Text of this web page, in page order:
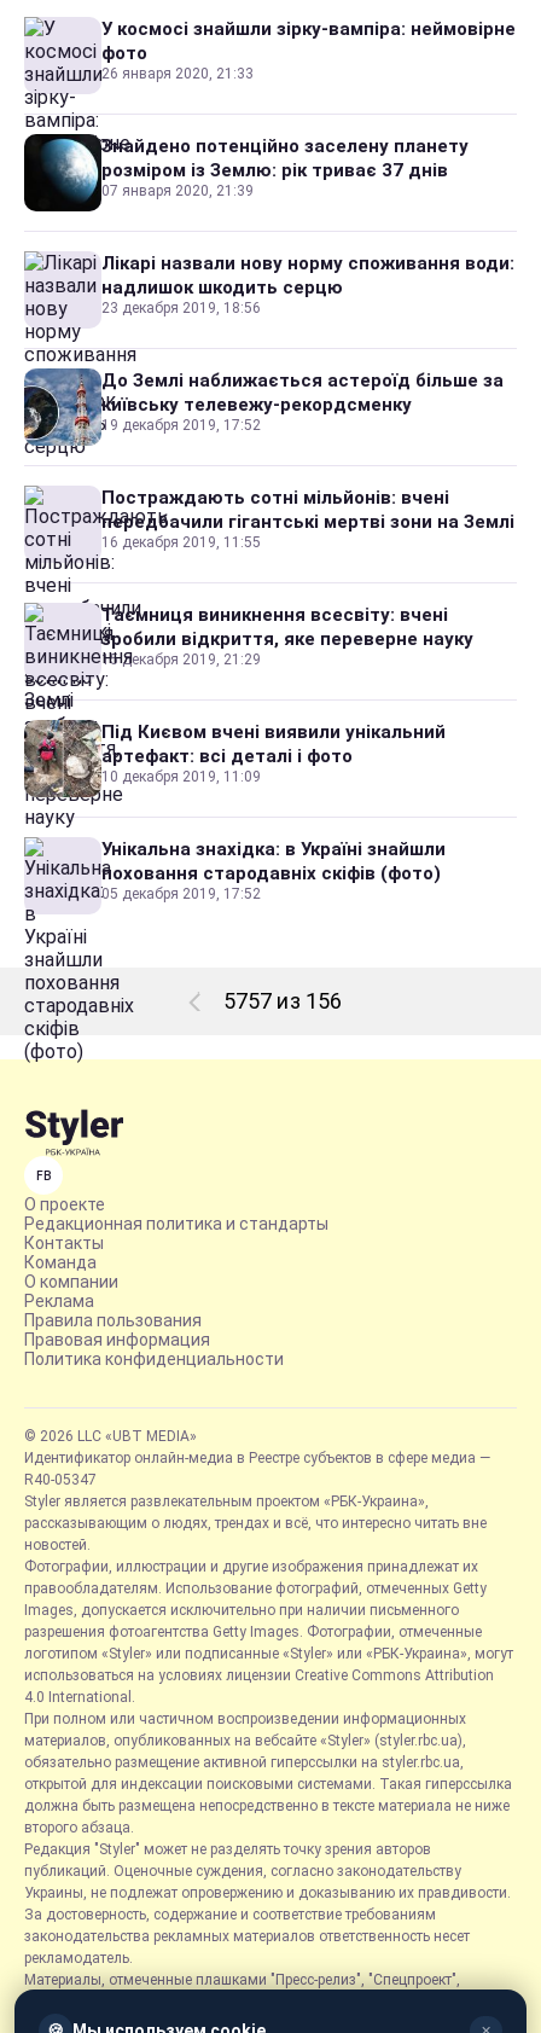
У космосі знайшли зірку-вампіра: неймовірне
фото
26 января 2020, 21:33
Знайдено потенційно заселену планету
розміром із Землю: рік триває 37 днів
07 января 2020, 21:39
Лікарі назвали нову норму споживання води:
надлишок шкодить серцю
23 декабря 2019, 18:56
До Землі наближається астероїд більше за
київську телевежу-рекордсменку
19 декабря 2019, 17:52
Постраждають сотні мільйонів: вчені
передбачили гігантські мертві зони на Землі
16 декабря 2019, 11:55
Таємниця виникнення всесвіту: вчені
зробили відкриття, яке переверне науку
15 декабря 2019, 21:29
Під Києвом вчені виявили унікальний
артефакт: всі деталі і фото
10 декабря 2019, 11:09
Унікальна знахідка: в Україні знайшли
поховання стародавніх скіфів (фото)
05 декабря 2019, 17:52
5757 из 156
FB
О проекте
Редакционная политика и стандарты
Контакты
Команда
О компании
Реклама
Правила пользования
Правовая информация
Политика конфиденциальности
© 2026 LLC «UBT MEDIA»
Идентификатор онлайн-медиа в Реестре субъектов в сфере медиа —
R40-05347
Styler является развлекательным проектом «РБК-Украина»,
рассказывающим о людях, трендах и всё, что интересно читать вне
новостей.
Фотографии, иллюстрации и другие изображения принадлежат их
правообладателям. Использование фотографий, отмеченных Getty
Images, допускается исключительно при наличии письменного
разрешения фотоагентства Getty Images. Фотографии, отмеченные
логотипом «Styler» или подписанные «Styler» или «РБК-Украина», могут
использоваться на условиях лицензии Creative Commons Attribution
4.0 International.
При полном или частичном воспроизведении информационных
материалов, опубликованных на вебсайте «Styler» (styler.rbc.ua),
обязательно размещение активной гиперссылки на styler.rbc.ua,
открытой для индексации поисковыми системами. Такая гиперссылка
должна быть размещена непосредственно в тексте материала не ниже
второго абзаца.
Редакция "Styler" может не разделять точку зрения авторов
публикаций. Оценочные суждения, согласно законодательству
Украины, не подлежат опровержению и доказыванию их правдивости.
За достоверность, содержание и соответствие требованиям
законодательства рекламных материалов ответственность несет
рекламодатель.
Материалы, отмеченные плашками "Пресс-релиз", "Спецпроект",
размещаются на правах рекламы.